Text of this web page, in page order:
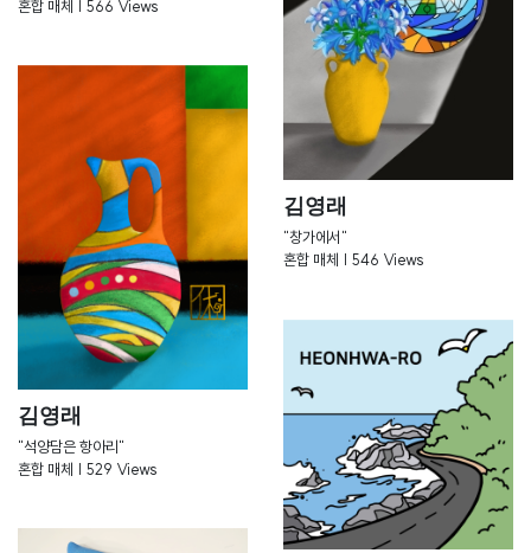
혼합 매체 | 566 Views
김영래
"석양담은 항아리"
혼합 매체 | 529 Views
김영래
"창가에서"
혼합 매체 | 546 Views